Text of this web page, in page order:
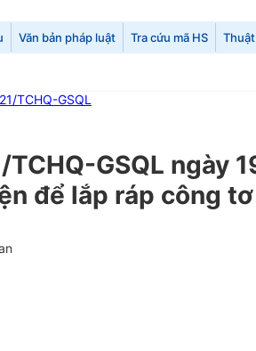
Văn bản pháp luật Tra cứu mã HS
TCHQ-GSQL
GSQL ngày
để lắp ráp công